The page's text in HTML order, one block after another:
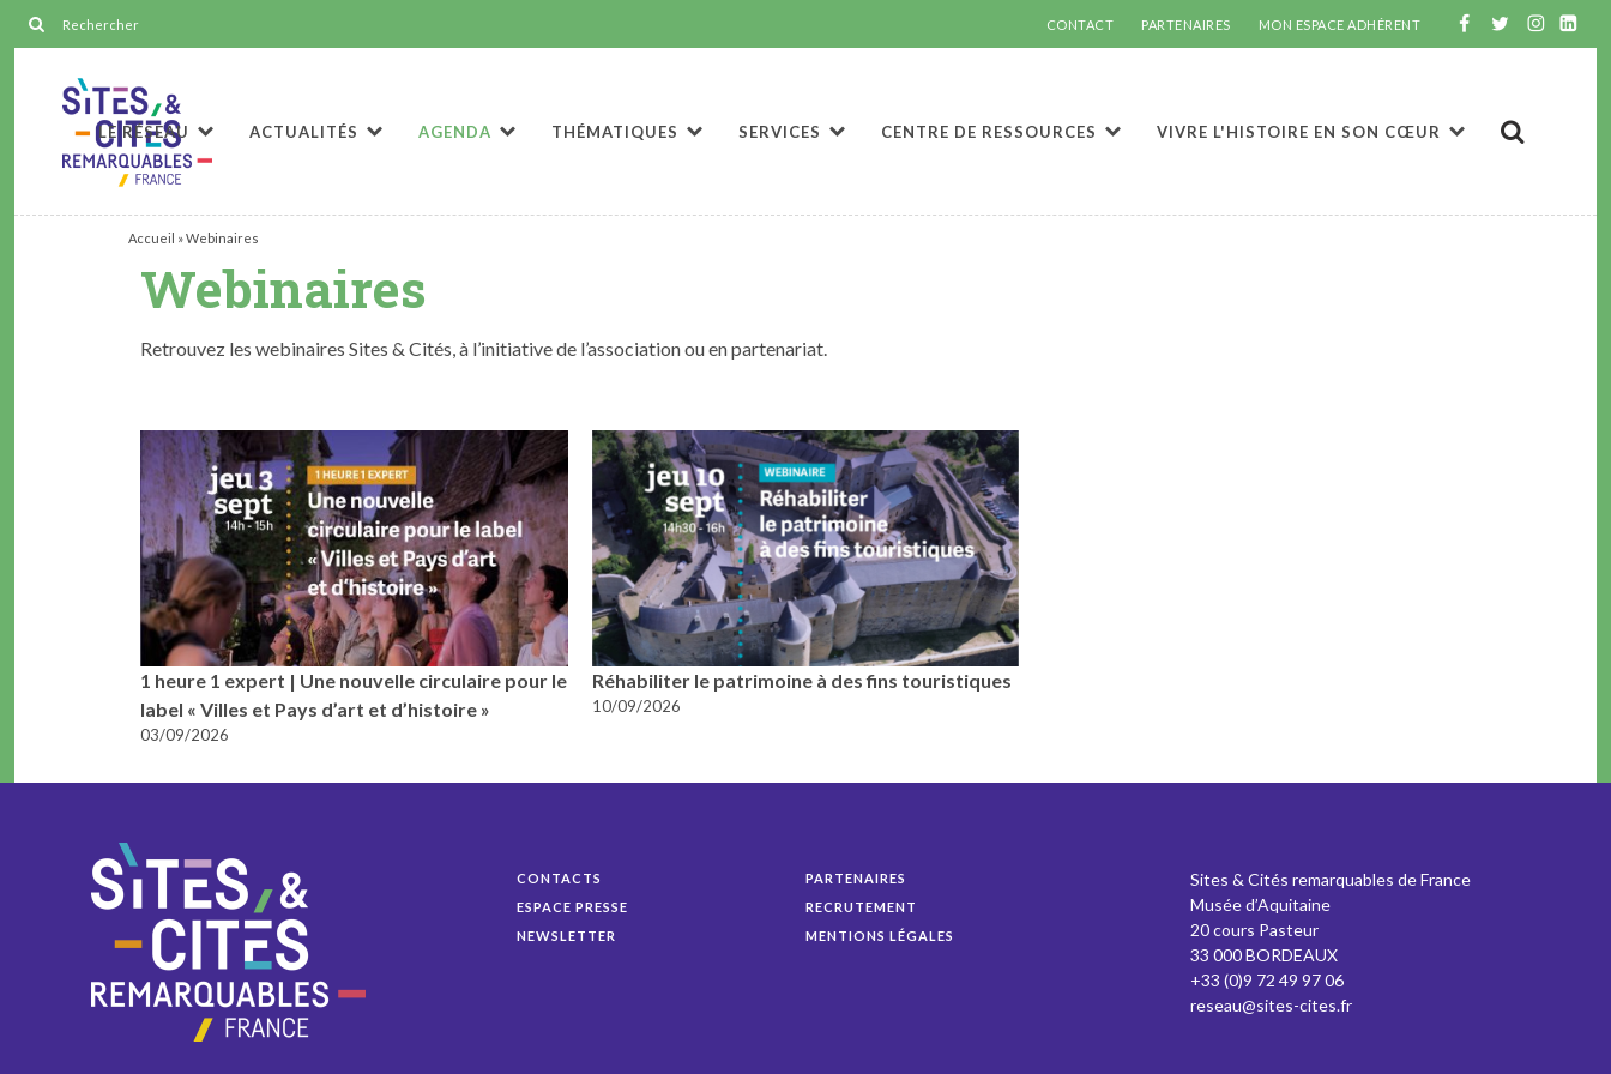
CONTACT PARTENAIRES MON ESPACE ADHÉRENT
LE RÉSEAU ACTUALITÉS AGENDA THÉMATIQUES SERVICES CENTRE DE RESSOURCES VIVRE L'HISTOIRE EN SON CŒUR
Accueil »Webinaires
Webinaires
Retrouvez les webinaires Sites & Cités, à l’initiative de l’association ou en partenariat.
1 heure 1 expert | Une nouvelle circulaire pour le
label « Villes et Pays d’art et d’histoire »
03/09/2026
Réhabiliter le patrimoine à des fins touristiques
10/09/2026
CONTACTS
ESPACE PRESSE
NEWSLETTER
PARTENAIRES
RECRUTEMENT
MENTIONS LÉGALES
Sites & Cités remarquables de France
Musée d’Aquitaine
20 cours Pasteur
33 000 BORDEAUX
+33 (0)9 72 49 97 06
reseau@sites-cites.fr